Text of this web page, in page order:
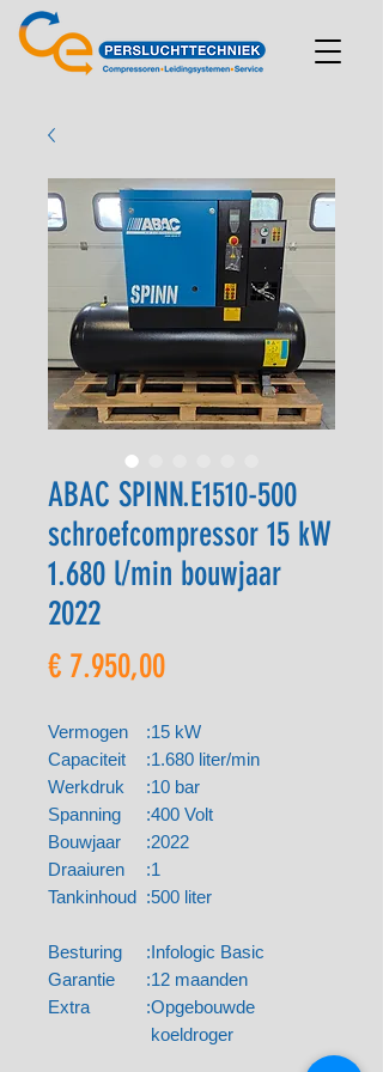
ABAC SPINN.E1510-500
schroefcompressor 15 kW
1.680 l/min bouwjaar
2022
€ 7.950,00Prijs
Vermogen :15 kW
Capaciteit
:1.680 liter/min
Werkdruk
:10 bar
Spanning
:400 Volt
Bouwjaar
:2022
Draaiuren
:1
Tankinhoud :500 liter
Besturing :Infologic Basic
Garantie
:12 maanden
Extra
:Opgebouwde
koeldroger